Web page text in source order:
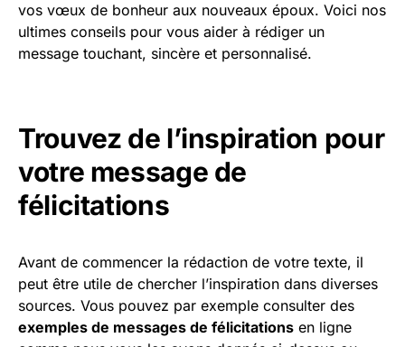
vos vœux de bonheur aux nouveaux époux. Voici nos
ultimes conseils pour vous aider à rédiger un
message touchant, sincère et personnalisé.
Trouvez de l’inspiration pour
votre message de
félicitations
Avant de commencer la rédaction de votre texte, il
peut être utile de chercher l’inspiration dans diverses
sources. Vous pouvez par exemple consulter des
exemples de messages de félicitations en ligne